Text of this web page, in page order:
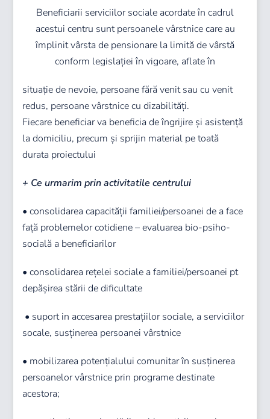
Beneficiarii serviciilor sociale acordate în cadrul
acestui centru sunt persoanele vârstnice care au
împlinit vârsta de pensionare la limită de vârstă
conform legislației în vigoare, aflate în
situație de nevoie, persoane fără venit sau cu venit
redus, persoane vârstnice cu dizabilități.
Fiecare beneficiar va beneficia de îngrijire și asistență
la domiciliu, precum și sprijin material pe toată
durata proiectului
+ Ce urmarim prin activitatile centrului
• consolidarea capacității familiei/persoanei de a face
față problemelor cotidiene – evaluarea bio-psiho-
socială a beneficiarilor
• consolidarea rețelei sociale a familiei/persoanei pt
depășirea stării de dificultate
• suport in accesarea prestațiilor sociale, a serviciilor
socale, susținerea persoanei vârstnice
• mobilizarea potențialului comunitar în susținerea
persoanelor vârstnice prin programe destinate
acestora;